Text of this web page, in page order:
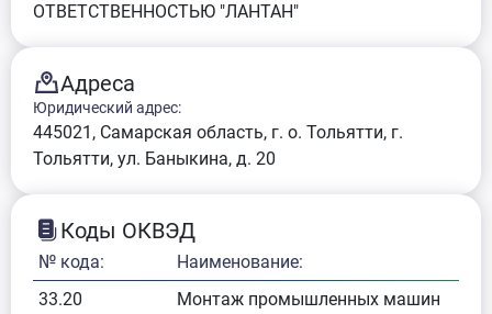
ОТВЕТСТВЕННОСТЬЮ "ЛАНТАН"
Адреса
Юридический адрес:
445021, Самарская область, г. о. Тольятти, г.
Тольятти, ул. Баныкина, д. 20
Коды ОКВЭД
№ кода:
Наименование:
33.20
Монтаж промышленных машин